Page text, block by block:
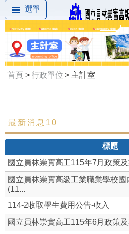
選單
首頁 > 行政單位 > 主計室
最新消息
網路請購
表格下載
執行狀況查詢系統
最新消息10
標題
國立員林崇實高工115年7月政策
國立員林崇實高級工業職業學校
(11...
114-2收取學生費用公告-收入
國立員林崇實高工115年6月政策